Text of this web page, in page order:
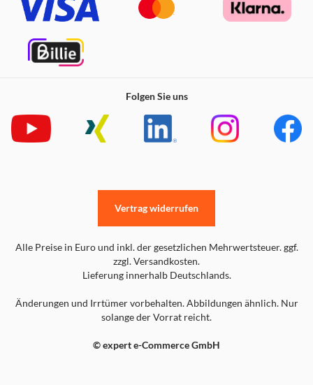
Folgen Sie uns
Alle Preise in Euro und inkl. der gesetzlichen Mehrwertsteuer. ggf.
zzgl. Versandkosten.
Lieferung innerhalb Deutschlands.
Änderungen und Irrtümer vorbehalten. Abbildungen ähnlich. Nur
solange der Vorrat reicht.
© expert e-Commerce GmbH
Vertrag widerrufen